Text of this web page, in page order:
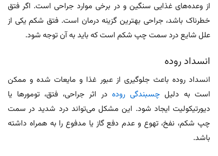
از وعده‌های غذایی سنگین و در برخی موارد جراحی است. اگر فتق
خطرناک باشد، جراحی بهترین گزینه درمان است. فتق شکمیکی از
علل شایع درد سمت چپ شکم است که باید به آن توجه شود.
انسداد روده
انسداد روده باعث جلوگیری از عبور غذا و مایعات شده و ممکن
است به دلیل چسبندگی روده در اثر جراحی، فتق، تومورها یا
دیورتیکولیت ایجاد شود. این مشکل می‌تواند درد شدید در سمت
چپ شکم، نفخ، تهوع و عدم دفع گاز یا مدفوع را به همراه داشته
باشد.